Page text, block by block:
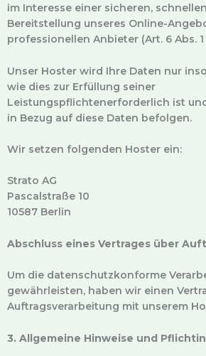
im Interesse einer sicheren,
Bereitstellung unseres Online-
professionellen Anbieter (Art. 6 Abs. 1
Unser Hoster wird Ihre Daten nur
wie dies zur Erfüllung seiner
Leistungspflichtenerforderlich ist
in Bezug auf diese Daten befolgen.
Wir setzen folgenden Hoster ein:
Strato AG
Pascalstraße 10
10587 Berlin
Abschluss eines Vertrages über
Um die datenschutzkonforme
gewährleisten, haben wir einen
Auftragsverarbeitung mit unserem
3. Allgemeine Hinweise und